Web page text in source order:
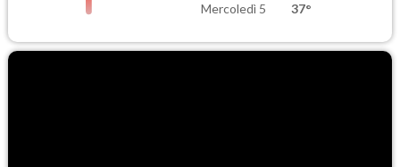
Mercoledì 5 37°